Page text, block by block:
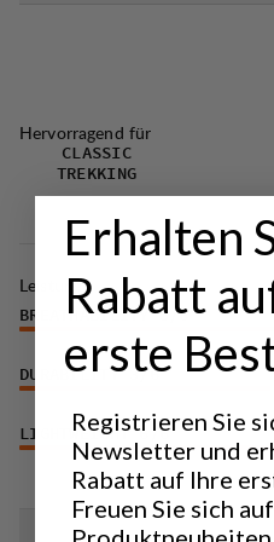
Hervorragend für
CLASSIC
TREKKING
Leistung
BREATHABILITY 5 /6
DURABILITY 3/6
LIGHTWEIGHT 6 /6
Erhalten
Rabatt
erste
Registrieren Sie
Newsletter und
Rabatt auf Ihre
Freuen Sie sich